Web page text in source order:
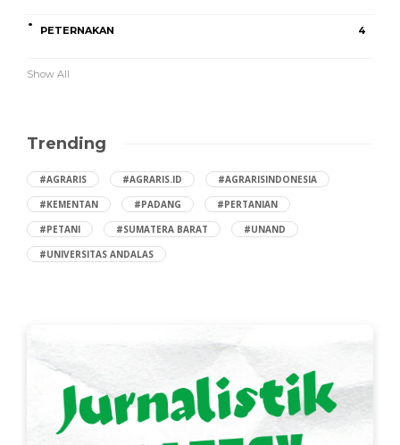
PETERNAKAN 4
Show All
Trending
#AGRARIS #AGRARIS.ID
#AGRARISINDONESIA
#KEMENTAN
#PADANG
#PERTANIAN
#PETANI
#SUMATERA BARAT
#UNAND
#UNIVERSITAS ANDALAS